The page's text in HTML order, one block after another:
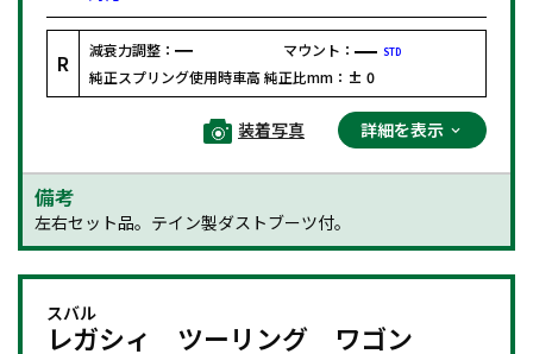
R 減衰力調整： マウント： STD
純正スプリング使用時車高 純正比mm： ± 0
装着写真 詳細を表示
備考
左右セット品。テイン製ダストブーツ付。
スバル
レガシィ ツーリング ワゴン